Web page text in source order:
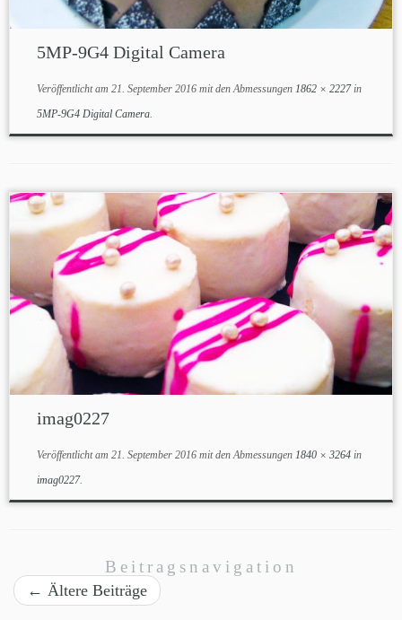
5MP-9G4 Digital Camera
Veröffentlicht am 21. September 2016mit den Abmessungen1862 × 2227in
5MP-9G4 Digital Camera.
imag0227
Veröffentlicht am 21. September 2016mit den Abmessungen1840 × 3264in
imag0227.
Beitragsnavigation
← Ältere Beiträge